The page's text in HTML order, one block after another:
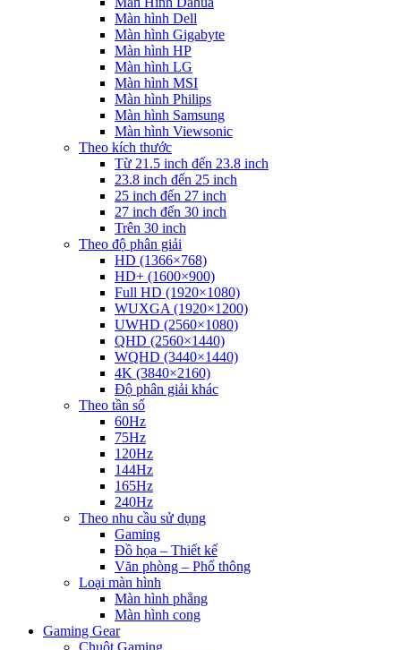
Màn hình Dell
Màn hình Gigabyte
Màn hình HP
Màn hình LG
Màn hình MSI
Màn hình Philips
Màn hình Samsung
Màn hình Viewsonic
Theo kích thước
Từ 21.5 inch đến 23.8 inch
23.8 inch đến 25 inch
25 inch đến 27 inch
27 inch đến 30 inch
Trên 30 inch
Theo độ phân giải
HD (1366×768)
HD+ (1600×900)
Full HD (1920×1080)
WUXGA (1920×1200)
UWHD (2560×1080)
QHD (2560×1440)
WQHD (3440×1440)
4K (3840×2160)
Độ phân giải khác
Theo tần số
60Hz
75Hz
120Hz
144Hz
165Hz
240Hz
Theo nhu cầu sử dụng
Gaming
Đồ họa – Thiết kế
Văn phòng – Phổ thông
Loại màn hình
Màn hình phẳng
Màn hình cong
Gaming Gear